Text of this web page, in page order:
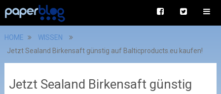
HOME
WISSEN
Jetzt Sealand Birkensaft günstig auf Balticproducts.eu kaufen!
Jetzt Sealand Birkensaft günstig